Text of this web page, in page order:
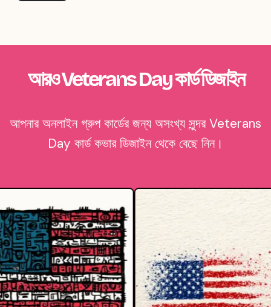
আরও Veterans Day কার্ড ডিজাইন
আপনার অনলাইন গ্রুপ কার্ডের জন্য অসংখ্য সুন্দর Veterans
Day কার্ড কভার ডিজাইন থেকে বেছে নিন।